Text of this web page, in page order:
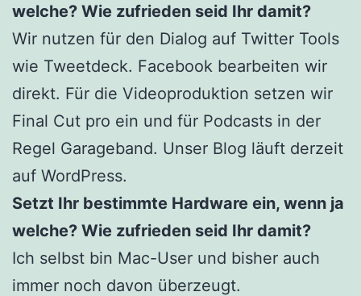
welche? Wie zufrieden seid Ihr damit?
Wir nutzen für den Dialog auf Twitter Tools
wie Tweetdeck. Facebook bearbeiten wir
direkt. Für die Videoproduktion setzen wir
Final Cut pro ein und für Podcasts in der
Regel Garageband. Unser Blog läuft derzeit
auf WordPress.
Setzt Ihr bestimmte Hardware ein, wenn ja
welche? Wie zufrieden seid Ihr damit?
Ich selbst bin Mac-User und bisher auch
immer noch davon überzeugt.